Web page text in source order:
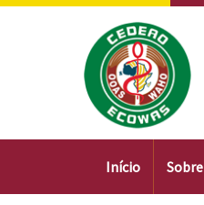
Passar
Main
Início Sobre